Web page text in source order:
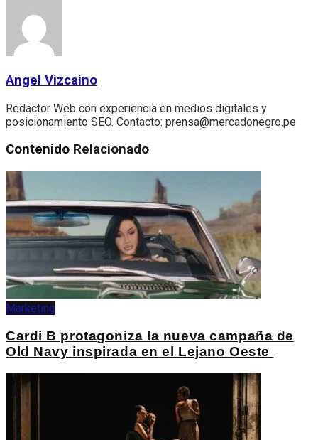
Angel Vizcaino
Redactor Web con experiencia en medios digitales y
posicionamiento SEO. Contacto: prensa@mercadonegro.pe
Contenido Relacionado
Marketing
Cardi B protagoniza la nueva campaña de
Old Navy inspirada en el Lejano Oeste